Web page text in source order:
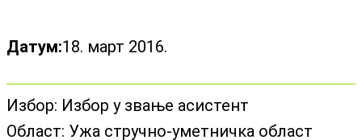
Датум:18. март 2016.
Избор: Избор у звање асистент
Област: Ужа стручно-уметничка област